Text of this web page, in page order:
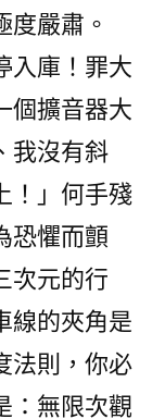
度嚴肅。
入庫！罪大
個擴音器大
我沒有斜
！」何手殘
恐懼而顫
次元的行
線的夾角是
則，你必
：無限次觀